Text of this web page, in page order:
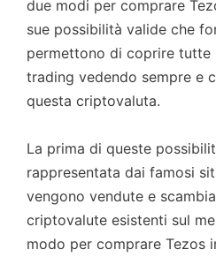
due modi per comprare
sue possibilità valide che
permettono di coprire tutte
trading vedendo sempre e
questa criptovaluta.
La prima di queste
rappresentata dai famosi
vengono vendute e
criptovalute esistenti sul
modo per comprare Tezos